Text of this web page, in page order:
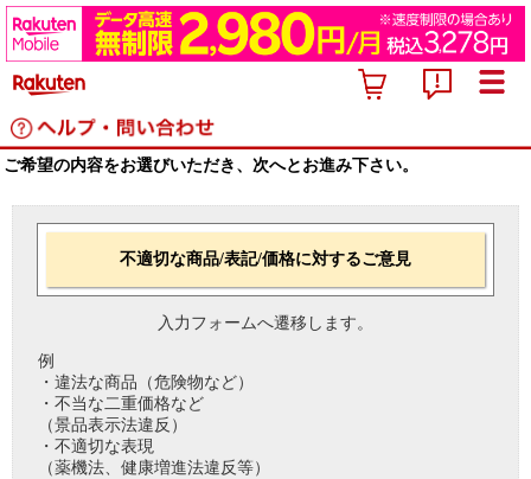
ご希望の内容をお選びいただき、次へとお進み下さい。
不適切な商品/表記/価格に対するご意見
入力フォームへ遷移します。
例
・違法な商品（危険物など）
・不当な二重価格など
（景品表示法違反）
・不適切な表現
（薬機法、健康増進法違反等）